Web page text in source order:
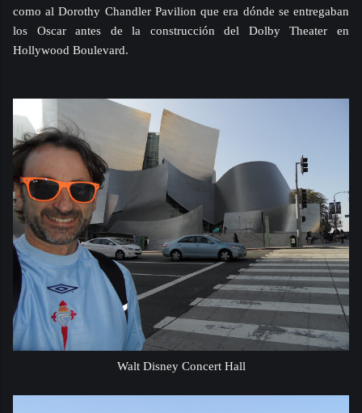
como al Dorothy Chandler Pavilion que era dónde se entregaban
los Oscar antes de la construcción del Dolby Theater en
Hollywood Boulevard.
Walt Disney Concert Hall